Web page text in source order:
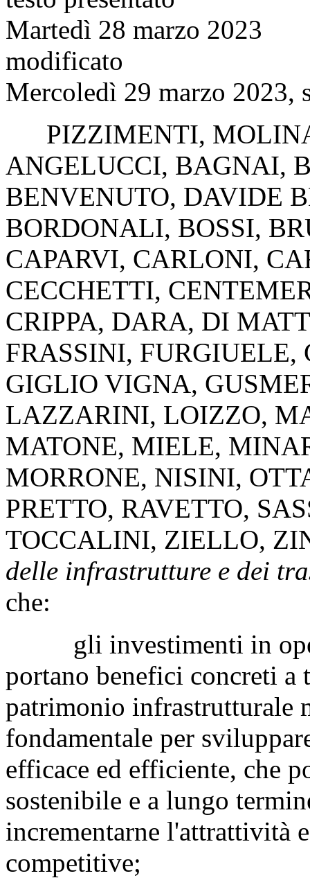
Martedì 28 marzo 2023
modificato
Mercoledì 29 marzo 2023,
PIZZIMENTI,
ANGELUCCI, BAGNAI,
BENVENUTO, DAVIDE
BORDONALI, BOSSI,
CAPARVI, CARLONI,
CECCHETTI,
CRIPPA, DARA, DI
FRASSINI, FURGIUELE,
GIGLIO VIGNA,
LAZZARINI, LOIZZO,
MATONE, MIELE,
MORRONE, NISINI,
PRETTO, RAVETTO,
TOCCALINI, ZIELLO,
delle infrastrutture e dei
che:
gli investimenti in
portano benefici concreti
patrimonio infrastrutturale
fondamentale per
efficace ed efficiente, che
sostenibile e a lungo
incrementarne l'attrattività
competitive;